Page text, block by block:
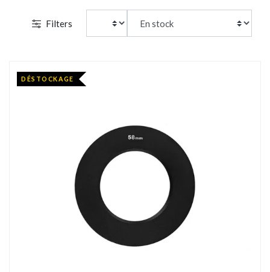
Filters
DÉSTOCKAGE